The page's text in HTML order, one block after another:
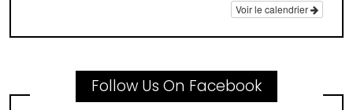
Voir le calendrier
Follow Us On Facebook